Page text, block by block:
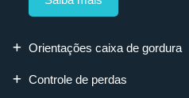
Orientações caixa de gordura
Controle de perdas